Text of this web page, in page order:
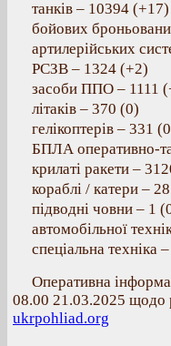
танків ‒ 10394 (+17)
бойових
артилерійських
РСЗВ ‒ 1324 (+2)
засоби ППО ‒ 1111
літаків ‒ 370 (0)
гелікоптерів ‒ 331
БПЛА оперативно-
крилаті ракети ‒
кораблі / катери ‒
підводні човни ‒ 1
автомобільної
спеціальна техніка
Оперативна
08.00 21.03.2025 щодо
ukrpohliad.org